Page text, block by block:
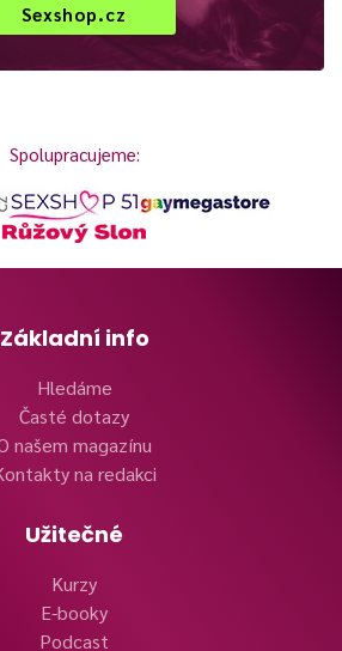
Sexshop.cz
Spolupracujeme:
Základní info
Hledáme
Časté dotazy
našem magazínu
na redakci
Užitečné
Kurzy
E-booky
Podcast